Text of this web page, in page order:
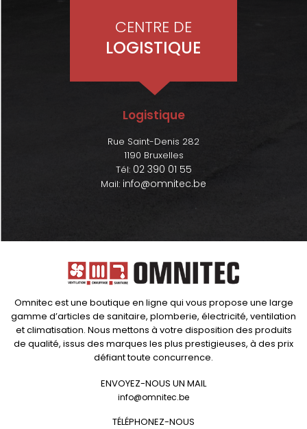
CENTRE DE
LOGISTIQUE
Logistique
Rue Saint-Denis 282
1190 Bruxelles
Tél: 02 390 01 55
Mail: info@omnitec.be
Omnitec est une boutique en ligne qui vous propose une large
gamme d’articles de sanitaire, plomberie, électricité, ventilation
et climatisation. Nous mettons à votre disposition des produits
de qualité, issus des marques les plus prestigieuses, à des prix
défiant toute concurrence.
ENVOYEZ-NOUS UN MAIL
info@omnitec.be
TÉLÉPHONEZ-NOUS